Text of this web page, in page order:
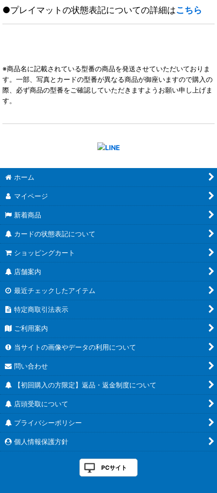
●プレイマットの状態表記についての詳細はこちら
※商品名に記載されている型番の商品を発送させていただいておりま
す。一部、写真とカードの型番が異なる商品が御座いますので購入の
際、必ず商品の型番をご確認していただきますようお願い申し上げま
す。
ホーム
マイページ
新着商品
カードの状態表記について
ショッピングカート
店舗案内
最近チェックしたアイテム
特定商取引法表示
ご利用案内
当サイトの画像やデータの利用について
問い合わせ
【初回購入の方限定】返品・返金制度について
店頭受取について
プライバシーポリシー
個人情報保護方針
PCサイト